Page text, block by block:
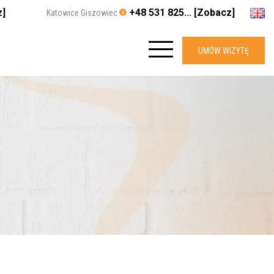
Katowice Giszowiec +48 531 825... [Zobacz]
UMÓW WIZYTĘ